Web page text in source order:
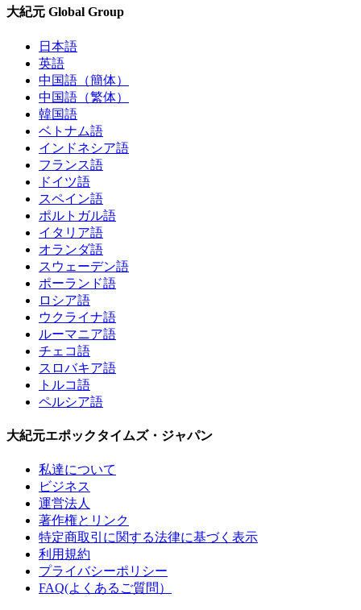
大紀元 Global Group
日本語
英語
中国語（簡体）
中国語（繁体）
韓国語
ベトナム語
インドネシア語
フランス語
ドイツ語
スペイン語
ポルトガル語
イタリア語
オランダ語
スウェーデン語
ポーランド語
ロシア語
ウクライナ語
ルーマニア語
チェコ語
スロバキア語
トルコ語
ペルシア語
大紀元エポックタイムズ・ジャパン
私達について
ビジネス
運営法人
著作権とリンク
特定商取引に関する法律に基づく表示
利用規約
プライバシーポリシー
FAQ(よくあるご質問）